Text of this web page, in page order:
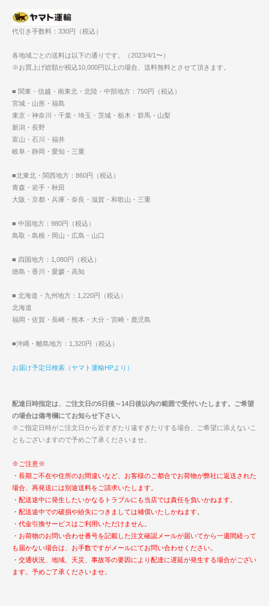
代引き手数料：330円（税込）
各地域ごとの送料は以下の通りです。（2023/4/1〜）
※お買上げ総額が税込10,000円以上の場合、送料無料とさせて頂きます。
■ 関東・信越・南東北・北陸・中部地方：750円（税込）
宮城・山形・福島
東京・神奈川・千葉・埼玉・茨城・栃木・群馬・山梨
新潟・長野
富山・石川・福井
岐阜・静岡・愛知・三重
■北東北・関西地方：860円（税込）
青森・岩手・秋田
大阪・京都・兵庫・奈良・滋賀・和歌山・三重
■ 中国地方：980円（税込）
鳥取・島根・岡山・広島・山口
■ 四国地方：1,080円（税込）
徳島・香川・愛媛・高知
■ 北海道・九州地方：1,220円（税込）
北海道
福岡・佐賀・長崎・熊本・大分・宮崎・鹿児島
■沖縄・離島地方：1,320円（税込）
お届け予定日検索（ヤマト運輸HPより）
配達日時指定は、ご注文日の5日後～14日後以内の範囲で受付いたします。ご希望
の場合は備考欄にてお知らせ下さい。
※ご指定日時がご注文日から近すぎたり遠すぎたりする場合、ご希望に添えないこ
ともございますので予めご了承くださいませ。
※ご注意※
・長期ご不在や住所のお間違いなど、お客様のご都合でお荷物が弊社に返送された
場合、再発送には別途送料をご請求いたします。
・配送途中に発生したいかなるトラブルにも当店では責任を負いかねます。
・配送途中での破損や紛失につきましては補償いたしかねます。
・代金引換サービスはご利用いただけません。
・お荷物のお問い合わせ番号を記載した注文確認メールが届いてから一週間経って
も届かない場合は、お手数ですがメールにてお問い合わせください。
・交通状況、地域、天災、事故等の要因により配達に遅延が発生する場合がござい
ます。予めご了承くださいませ。